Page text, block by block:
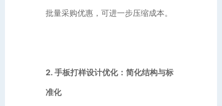
批量采购优惠，可进一步压缩成本。
2. 手板打样设计优化：简化结构与标
准化